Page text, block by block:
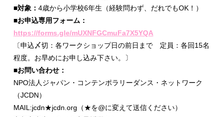
■対象： 4歳から小学校6年生（経験問わず、だれでもOK！）
■お申込専用フォーム：
https://forms.gle/mUXNFGCmuFa7X5YQA
〔申込〆切：各ワークショップ日の前日まで 定員：各回15名
程度。お早めにお申し込み下さい。〕
■お問い合わせ：
NPO法人ジャパン・コンテンポラリーダンス・ネットワーク
（JCDN）
MAIL:jcdn★jcdn.org（★を@に変えて送信ください）